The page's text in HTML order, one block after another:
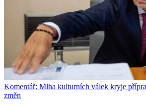
Komentář: Mlha kulturních válek kryje
změn